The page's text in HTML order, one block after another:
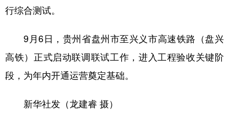
北京
浙江 安徽 福建 江西
山东 河南
行综合测试。
9月6日，贵州省盘州市至兴义市高速铁路（盘兴
高铁）正式启动联调联试工作，进入工程验收关键阶
段，为年内开通运营奠定基础。
新华社发（龙建睿 摄）